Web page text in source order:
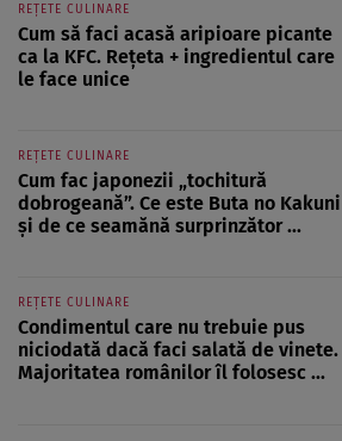
REȚETE CULINARE
Cum să faci acasă aripioare picante
ca la KFC. Rețeta + ingredientul care
le face unice
REȚETE CULINARE
Cum fac japonezii „tochitură
dobrogeană”. Ce este Buta no Kakuni
și de ce seamănă surprinzător ...
REȚETE CULINARE
Condimentul care nu trebuie pus
niciodată dacă faci salată de vinete.
Majoritatea românilor îl folosesc ...